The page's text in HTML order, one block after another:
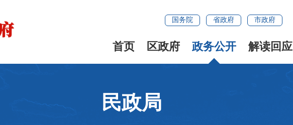
国务院 省政府 市政府
首页 区政府 政务公开 解读回应
民政局